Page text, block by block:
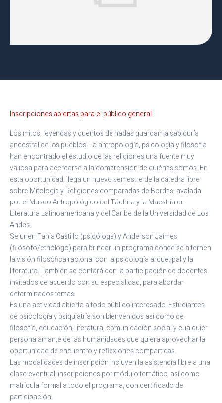
Inscripciones abiertas para el público general
Los mitos, leyendas y cuentos de hadas guardan la sabiduría
ancestral de los pueblos. La antropología, psicología y filosofía
han encontrado el estudio de las religiones una fuente muy
valiosa para acercarse a la comprensión de quiénes somos. En
esta oportunidad, llega un nuevo semestre de la cátedra libre
sobre Mitología y Religiones comparadas de Bordes, avalada
por el Museo Antropológico del Táchira y la Maestría en
Literatura Latinoamericana y del Caribe de la Universidad de Los
Andes.
Se unen Fania Castillo (psicóloga) y Anderson Jaimes
(filósofo/etnólogo) para brindar un programa donde se alternen
la visión filosófica racional con la psicología arquetipal y la
literatura. También se contará con la participación de docentes
invitados de acuerdo con su especialidad, para abordar
determinados temas.
Es una actividad abierta a todo público interesado. Estudiantes
de psicología y psiquiatría son bienvenidos así como de
filosofía, educación, literatura, comunicación social y cualquier
persona amante de las humanidades que quiera aprovechar la
oportunidad de encuentro y reflexiones compartidas.
Las modalidades de inscripción incluyen la asistencia libre a una
clase eventual, inscripciones por módulo temático, así como
matrícula formal a todo el programa, con certificado de
participación.